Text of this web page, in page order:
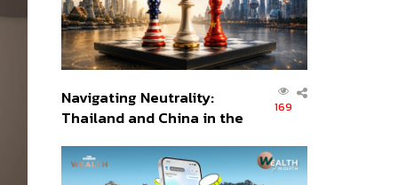
Navigating Neutrality:
Thailand and China in the
Order
169